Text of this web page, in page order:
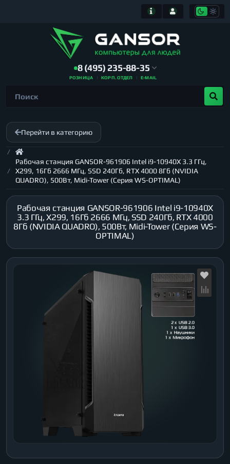
8 (495) 235-88-35
РОЗНИЦА КОРП. ОТДЕЛ E-MAIL
Перейти в категорию
Рабочая станция GANSOR-961906 Intel i9-10940X 3.3 ГГц,
X299, 16Гб 2666 МГц, SSD 240Гб, RTX 4000 8Гб (NVIDIA
QUADRO), 500Вт, Midi-Tower (Серия WS-OPTIMAL)
Рабочая станция GANSOR-961906 Intel i9-10940X
3.3 ГГц, X299, 16Гб 2666 МГц, SSD 240Гб, RTX 4000
8Гб (NVIDIA QUADRO), 500Вт, Midi-Tower (Серия WS-
OPTIMAL)